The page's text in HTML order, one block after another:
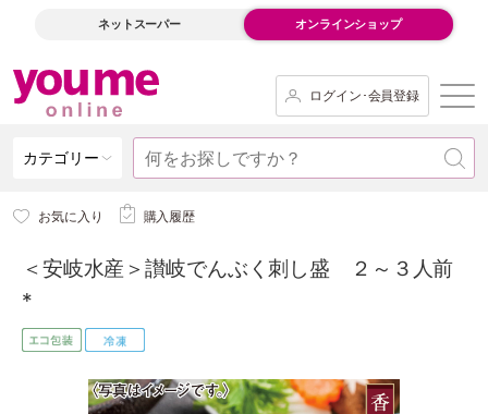
ネットスーパー オンラインショップ
ログイン･会員登録
カテゴリー
お気に入り 購入履歴
＜安岐水産＞讃岐でんぶく刺し盛 ２～３人前
*